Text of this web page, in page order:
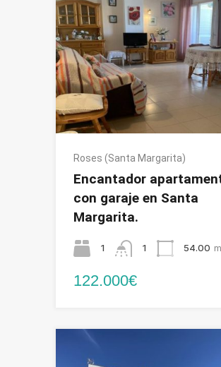
Roses (Santa Margarita)
Encantador
con garaje en Santa
Margarita.
1 1 54.00
122.000€